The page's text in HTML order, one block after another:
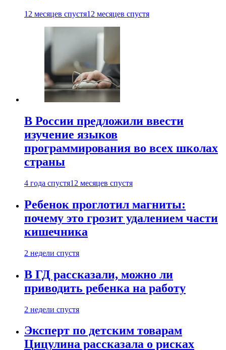
12 месяцев спустя12 месяцев спустя
В России предложили ввести
изучение языков
программирования во всех школах
страны
4 года спустя12 месяцев спустя
Ребенок проглотил магниты:
почему это грозит удалением части
кишечника
2 недели спустя
В ГД рассказали, можно ли
приводить ребенка на работу
2 недели спустя
Эксперт по детским товарам
Цицулина рассказала о рисках